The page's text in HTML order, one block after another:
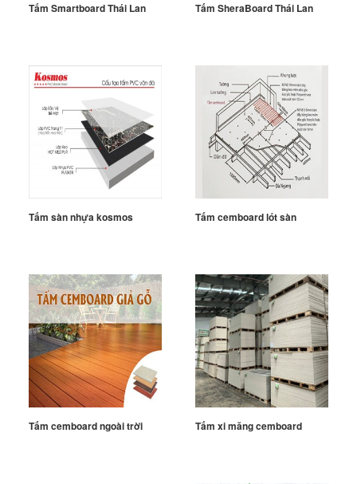
Tấm Smartboard Thái Lan Tấm SheraBoard Thái Lan
Tấm sàn nhựa kosmos Tấm cemboard lót sàn
Tấm cemboard ngoài trời Tấm xi măng cemboard